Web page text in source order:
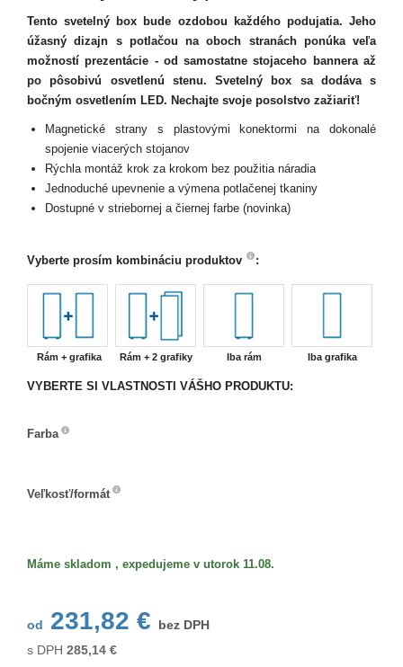
Tento svetelný box bude ozdobou každého podujatia. Jeho
úžasný dizajn s potlačou na oboch stranách ponúka veľa
možností prezentácie - od samostatne stojaceho bannera až
po pôsobivú osvetlenú stenu. Svetelný box sa dodáva s
bočným osvetlením LED. Nechajte svoje posolstvo zažiariť!
Magnetické strany s plastovými konektormi na dokonalé
spojenie viacerých stojanov
Rýchla montáž krok za krokom bez použitia náradia
Jednoduché upevnenie a výmena potlačenej tkaniny
Dostupné v striebornej a čiernej farbe (novinka)
Vyberte prosím kombináciu produktov :
Rám + grafika Rám + 2 grafiky Iba rám Iba grafika
VYBERTE SI VLASTNOSTI VÁŠHO PRODUKTU:
Farba
Veľkosť/formát
Máme skladom , expedujeme v utorok 11.08.
od 231,82 €
bez DPH
s DPH 285,14 €